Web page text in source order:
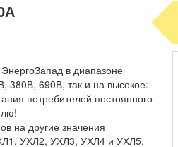
в диапазоне
380В, 690В, так и на высокое:
потребителей постоянного
на другие значения
УХЛ2, УХЛ3, УХЛ4 и УХЛ5.